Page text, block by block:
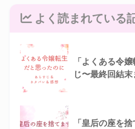
よく読まれている
「よくある令
じ〜最終回結
「皇后の座を